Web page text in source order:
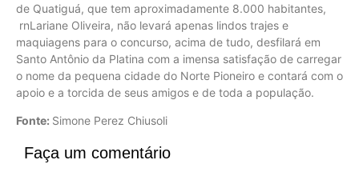
de Quatiguá, que tem aproximadamente 8.000 habitantes,
rnLariane Oliveira, não levará apenas lindos trajes e
maquiagens para o concurso, acima de tudo, desfilará em
Santo Antônio da Platina com a imensa satisfação de carregar
o nome da pequena cidade do Norte Pioneiro e contará com o
apoio e a torcida de seus amigos e de toda a população.
Fonte: Simone Perez Chiusoli
Faça um comentário